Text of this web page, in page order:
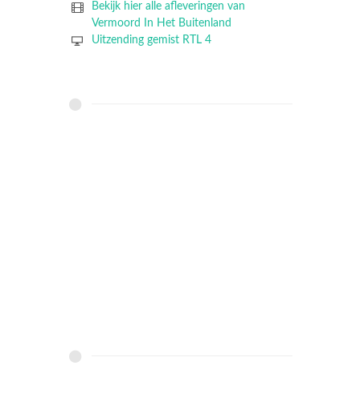
Bekijk hier alle afleveringen van
Vermoord In Het Buitenland
Uitzending gemist RTL 4